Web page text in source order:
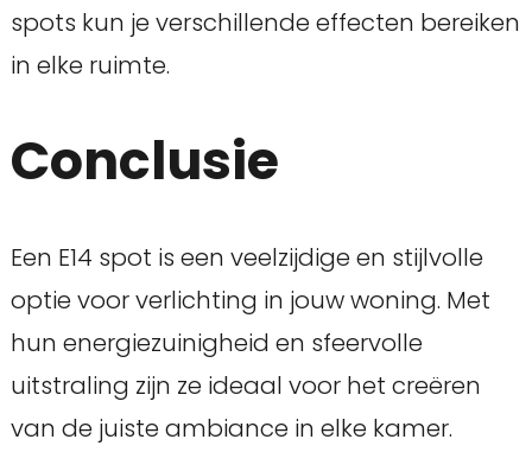
spots kun je verschillende effecten bereiken
in elke ruimte.
Conclusie
Een E14 spot is een veelzijdige en stijlvolle
optie voor verlichting in jouw woning. Met
hun energiezuinigheid en sfeervolle
uitstraling zijn ze ideaal voor het creëren
van de juiste ambiance in elke kamer.